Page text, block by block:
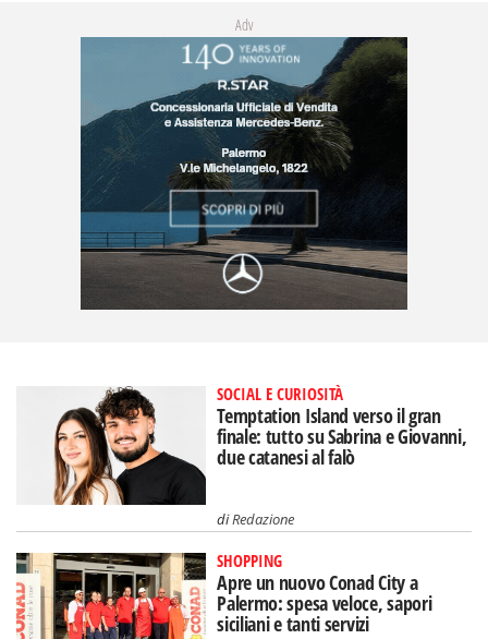
Adv
SOCIAL E CURIOSITÀ
Temptation Island verso il gran
finale: tutto su Sabrina e Giovanni,
due catanesi al falò
diRedazione
SHOPPING
Apre un nuovo Conad City a
Palermo: spesa veloce, sapori
siciliani e tanti servizi